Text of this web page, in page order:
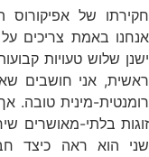
חקירתו של
אנחנו באמת צריכים
ישנן שלוש טעויות
ראשית, אני חושבים
רומנטית-מינית טובה.
זוגות בלתי-מאושרים
שני הוא ראה כיצד